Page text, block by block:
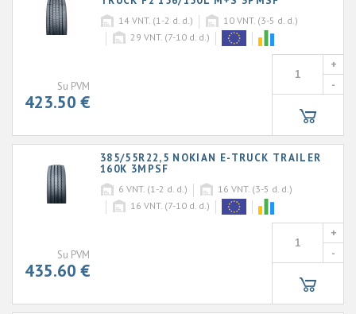
14 VNT. (1-2 d. d.) 10 VNT. (3-5 d. d.)
29 VNT. (7-10 d. d.)
Su PVM
423.50 €
+
-
385/55R22,5 NOKIAN E-TRUCK TRAILER
160K 3MPSF
6 VNT. (1-2 d. d.) 16 VNT. (3-5 d. d.)
16 VNT. (7-10 d. d.)
Su PVM
435.60 €
+
-